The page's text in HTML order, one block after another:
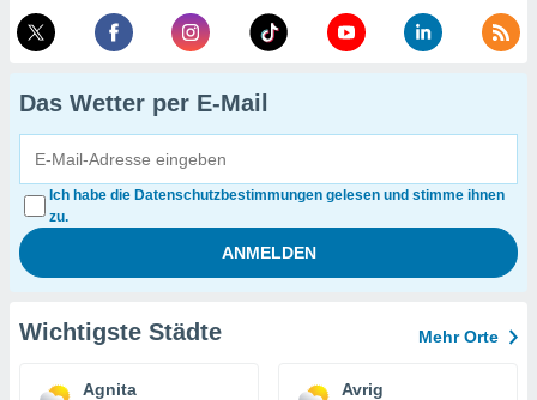
Das Wetter per E-Mail
Ich habe die Datenschutzbestimmungen gelesen und stimme ihnen
zu.
Wichtigste Städte Mehr Orte
Agnita Avrig